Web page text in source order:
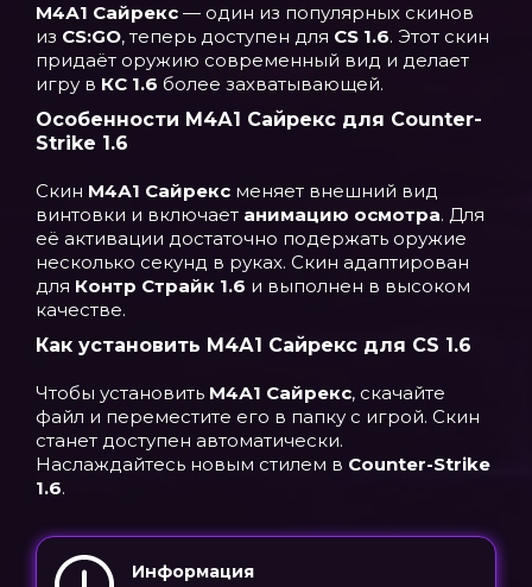
М4А1 Сайрекс — один из популярных скинов
из CS:GO, теперь доступен для CS 1.6. Этот скин
придаёт оружию современный вид и делает
игру в КС 1.6 более захватывающей.
Особенности М4А1 Сайрекс для Counter-
Strike 1.6
Скин М4А1 Сайрекс меняет внешний вид
винтовки и включает анимацию осмотра. Для
её активации достаточно подержать оружие
несколько секунд в руках. Скин адаптирован
для Контр Страйк 1.6 и выполнен в высоком
качестве.
Как установить М4А1 Сайрекс для CS 1.6
Чтобы установить М4А1 Сайрекс, скачайте
файл и переместите его в папку с игрой. Скин
станет доступен автоматически.
Наслаждайтесь новым стилем в Counter-Strike
1.6.
Информация